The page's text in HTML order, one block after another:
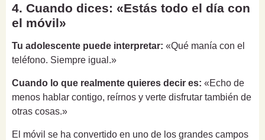
4. Cuando dices: «Estás todo el día con
el móvil»
Tu adolescente puede interpretar: «Qué manía con el
teléfono. Siempre igual.»
Cuando lo que realmente quieres decir es: «Echo de
menos hablar contigo, reírnos y verte disfrutar también de
otras cosas.»
El móvil se ha convertido en uno de los grandes campos